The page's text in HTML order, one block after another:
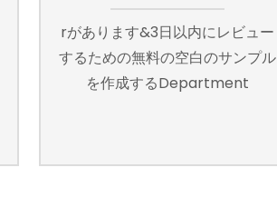
rがあります&3日以内にレビュー
するための無料の空白のサンプル
を作成するDepartment